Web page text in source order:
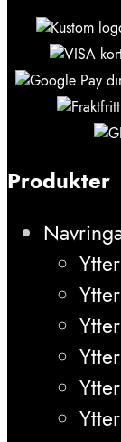
Produkter